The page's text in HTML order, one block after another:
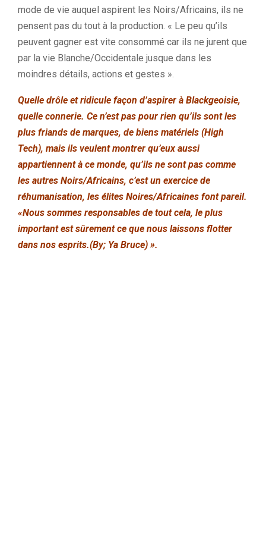
mode de vie auquel aspirent les Noirs/Africains, ils ne
pensent pas du tout à la production. « Le peu qu’ils
peuvent gagner est vite consommé car ils ne jurent que
par la vie Blanche/Occidentale jusque dans les
moindres détails, actions et gestes ».
Quelle drôle et ridicule façon d’aspirer à Blackgeoisie,
quelle connerie. Ce n’est pas pour rien qu’ils sont les
plus friands de marques, de biens matériels (High
Tech), mais ils veulent montrer qu’eux aussi
appartiennent à ce monde, qu’ils ne sont pas comme
les autres Noirs/Africains, c’est un exercice de
réhumanisation, les élites Noires/Africaines font pareil.
«Nous sommes responsables de tout cela, le plus
important est sûrement ce que nous laissons flotter
dans nos esprits.(By; Ya Bruce) ».